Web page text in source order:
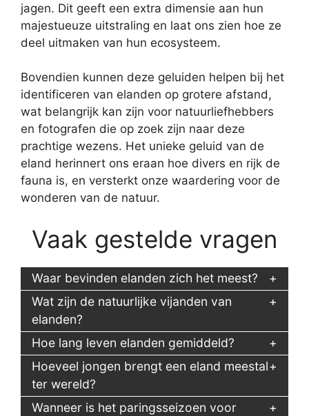
jagen. Dit geeft een extra dimensie aan hun
majestueuze uitstraling en laat ons zien hoe ze
deel uitmaken van hun ecosysteem.
Bovendien kunnen deze geluiden helpen bij het
identificeren van elanden op grotere afstand,
wat belangrijk kan zijn voor natuurliefhebbers
en fotografen die op zoek zijn naar deze
prachtige wezens. Het unieke geluid van de
eland herinnert ons eraan hoe divers en rijk de
fauna is, en versterkt onze waardering voor de
wonderen van de natuur.
Vaak gestelde vragen
Waar bevinden elanden zich het meest?
Wat zijn de natuurlijke vijanden van
elanden?
Hoe lang leven elanden gemiddeld?
Hoeveel jongen brengt een eland meestal
ter wereld?
Wanneer is het paringsseizoen voor